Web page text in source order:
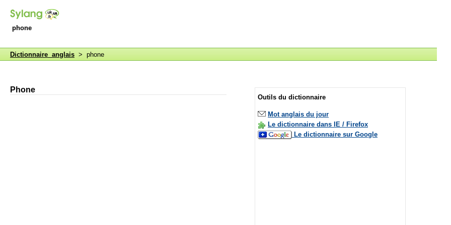
phone
Dictionnaire anglais > phone
Phone
Outils du dictionnaire
Mot anglais du jour
Le dictionnaire dans IE / Firefox
Le dictionnaire sur Google